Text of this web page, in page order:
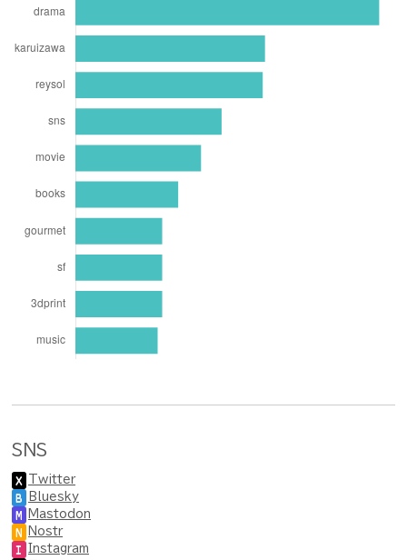
SNS
X Twitter
B Bluesky
M Mastodon
N Nostr
I Instagram